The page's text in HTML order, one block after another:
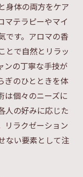
身体の両方をケア
マテラピーやマイ
です。アロマの香
とで自然とリラッ
ンの丁寧な手技が
ぎのひとときを体
は個々のニーズに
人の好みに応じた
リラクゼーション
ない要素として注